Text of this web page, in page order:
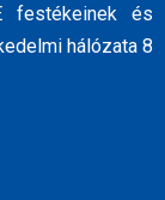
és
hálózata 8